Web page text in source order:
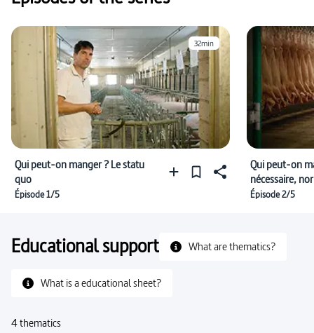
32min
Qui peut-on manger ? Le statu
quo
Épisode 1/5
Qui peut-on
nécessaire,
Épisode 2/5
Educational support What are thematics?
What is a educational sheet?
4 thematics